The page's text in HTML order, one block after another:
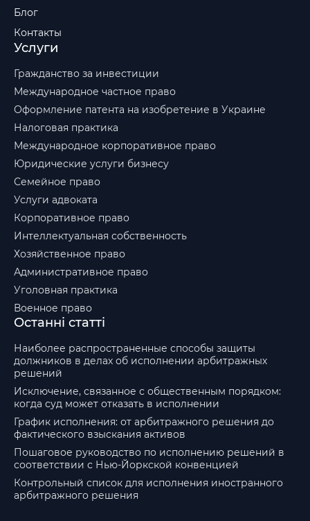
Блог
Контакты
Услуги
Гражданство за инвестиции
Международное частное право
Оформление патента на изобретение в Украине
Налоговая практика
Международное корпоративное право
Юридические услуги бизнесу
Семейное право
Услуги адвоката
Корпоративное право
Интеллектуальная собственность
Хозяйственное право
Административное право
Уголовная практика
Военное право
Останні статті
Наиболее распространенные способы защиты
должников в делах об исполнении арбитражных
решений
Исключение, связанное с общественным порядком:
когда суд может отказать в исполнении
График исполнения: от арбитражного решения до
фактического взыскания активов
Пошаговое руководство по исполнению решений в
соответствии с Нью-Йоркской конвенцией
Контрольный список для исполнения иностранного
арбитражного решения